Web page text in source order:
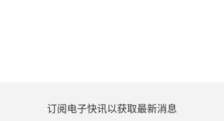
订阅电子快讯以获取最新消息